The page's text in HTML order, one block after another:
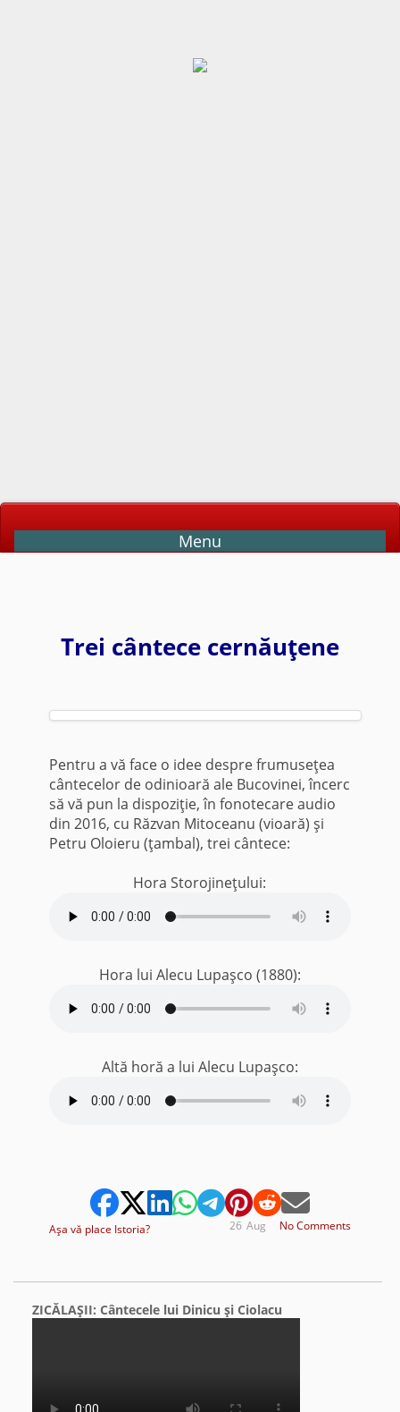
Menu
Trei cântece cernăuţene
Pentru a vă face o idee despre frumuseţea
cântecelor de odinioară ale Bucovinei, încerc
să vă pun la dispoziţie, în fonotecare audio
din 2016, cu Răzvan Mitoceanu (vioară) şi
Petru Oloieru (ţambal), trei cântece:
Hora Storojineţului:
Hora lui Alecu Lupaşco (1880):
Altă horă a lui Alecu Lupaşco:
Aşa vă place Istoria? No Comments
Aug
26
ZICĂLAŞII: Cântecele lui Dinicu şi Ciolacu